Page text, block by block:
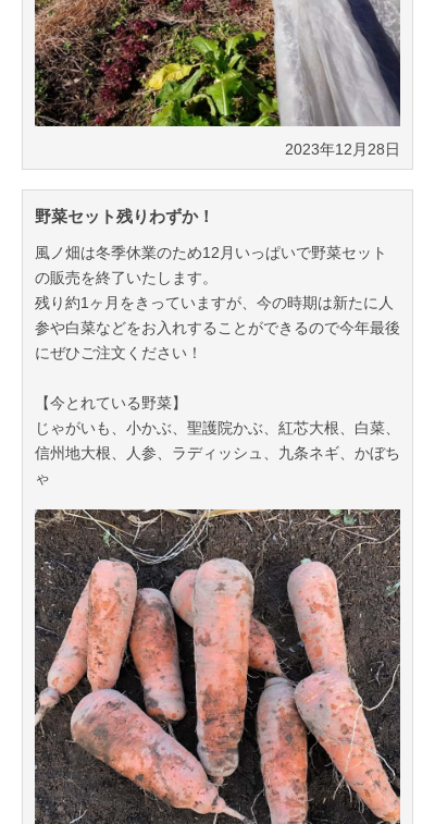
2023年12月28日
野菜セット残りわずか！
風ノ畑は冬季休業のため12月いっぱいで野菜セット
の販売を終了いたします。
残り約1ヶ月をきっていますが、今の時期は新たに人
参や白菜などをお入れすることができるので今年最後
にぜひご注文ください！
【今とれている野菜】
じゃがいも、小かぶ、聖護院かぶ、紅芯大根、白菜、
信州地大根、人参、ラディッシュ、九条ネギ、かぼち
ゃ